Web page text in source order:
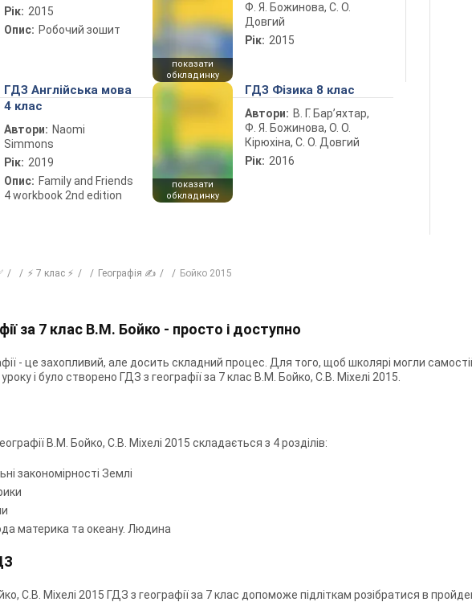
Рік: 2015
Опис: Робочий зошит
показати
обкладинку
Ф. Я. Божинова, С. О.
Довгий
Рік: 2015
ГДЗ Англійська мова
4 клас
Автори: Naomi
Simmons
Рік: 2019
Опис: Family and Friends
4 workbook 2nd edition
показати
обкладинку
ГДЗ Фізика 8 клас
Автори: В. Г. Бар’яхтар,
Ф. Я. Божинова, О. О.
Кірюхіна, С. О. Довгий
Рік: 2016
⚡ 7 клас ⚡ Географія ✍ Бойко 2015
за 7 клас В.М. Бойко - просто і доступно
- це захопливий, але досить складний процес. Для того, щоб школярі могли
і було створено ГДЗ з географії за 7 клас В.М. Бойко, С.В. Міхелі 2015.
В.М. Бойко, С.В. Міхелі 2015 складається з 4 розділів:
закономірності Землі
материка та океану. Людина
С.В. Міхелі 2015 ГДЗ з географії за 7 клас допоможе підліткам розібратися в